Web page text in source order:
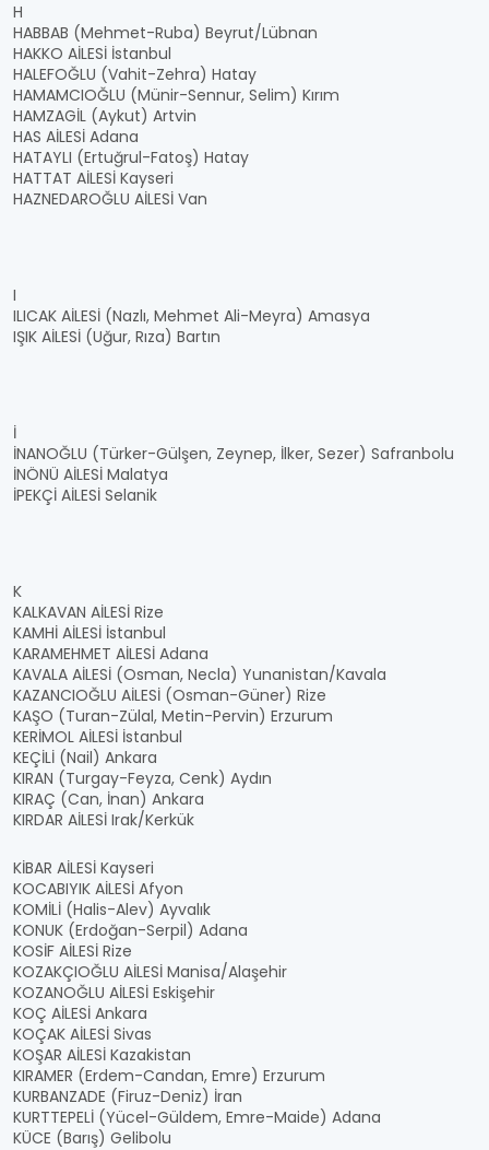
H
HABBAB (Mehmet-Ruba) Beyrut/Lübnan
HAKKO AİLESİ İstanbul
HALEFOĞLU (Vahit-Zehra) Hatay
HAMAMCIOĞLU (Münir-Sennur, Selim) Kırım
HAMZAGİL (Aykut) Artvin
HAS AİLESİ Adana
HATAYLI (Ertuğrul-Fatoş) Hatay
HATTAT AİLESİ Kayseri
HAZNEDAROĞLU AİLESİ Van
I
ILICAK AİLESİ (Nazlı, Mehmet Ali-Meyra) Amasya
IŞIK AİLESİ (Uğur, Rıza) Bartın
İ
İNANOĞLU (Türker-Gülşen, Zeynep, İlker, Sezer) Safranbolu
İNÖNÜ AİLESİ Malatya
İPEKÇİ AİLESİ Selanik
K
KALKAVAN AİLESİ Rize
KAMHİ AİLESİ İstanbul
KARAMEHMET AİLESİ Adana
KAVALA AİLESİ (Osman, Necla) Yunanistan/Kavala
KAZANCIOĞLU AİLESİ (Osman-Güner) Rize
KAŞO (Turan-Zülal, Metin-Pervin) Erzurum
KERİMOL AİLESİ İstanbul
KEÇİLİ (Nail) Ankara
KIRAN (Turgay-Feyza, Cenk) Aydın
KIRAÇ (Can, İnan) Ankara
KIRDAR AİLESİ Irak/Kerkük
KİBAR AİLESİ Kayseri
KOCABIYIK AİLESİ Afyon
KOMİLİ (Halis-Alev) Ayvalık
KONUK (Erdoğan-Serpil) Adana
KOSİF AİLESİ Rize
KOZAKÇIOĞLU AİLESİ Manisa/Alaşehir
KOZANOĞLU AİLESİ Eskişehir
KOÇ AİLESİ Ankara
KOÇAK AİLESİ Sivas
KOŞAR AİLESİ Kazakistan
KIRAMER (Erdem-Candan, Emre) Erzurum
KURBANZADE (Firuz-Deniz) İran
KURTTEPELİ (Yücel-Güldem, Emre-Maide) Adana
KÜCE (Barış) Gelibolu